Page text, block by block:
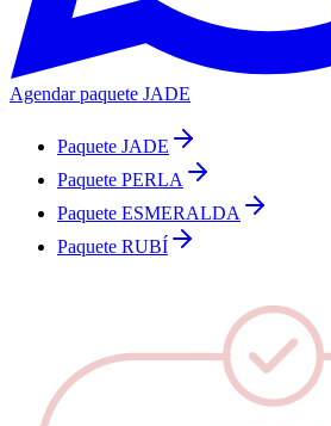
Agendar paquete JADE
Paquete JADE
Paquete PERLA
Paquete ESMERALDA
Paquete RUBÍ